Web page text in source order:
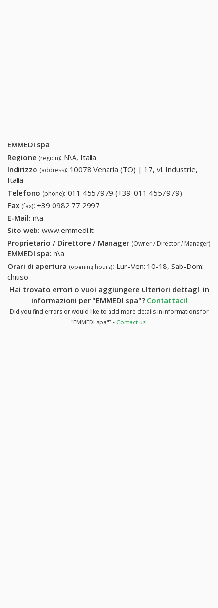
EMMEDI spa
Regione (region): N\A, Italia
Indirizzo (address): 10078 Venaria (TO) | 17, vl. Industrie,
Italia
Telefono (phone): 011 4557979 (+39-011 4557979)
Fax (fax): +39 0982 77 2997
E-Mail: n\a
Sito web: www.emmedi.it
Proprietario / Direttore / Manager (Owner / Director / Manager)
EMMEDI spa: n\a
Orari di apertura (opening hours): Lun-Ven: 10-18, Sab-Dom:
chiuso
Hai trovato errori o vuoi aggiungere ulteriori dettagli in
informazioni per "EMMEDI spa"? Contattaci!
Did you find errors or would like to add more details in informations for
"EMMEDI spa"? - Contact us!